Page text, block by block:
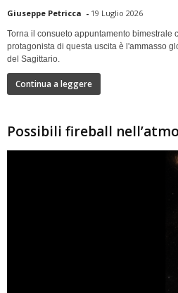
Giuseppe Petricca - 19 Luglio 2026
Torna il consueto appuntamento bimestrale
protagonista di questa uscita è l'ammasso
del Sagittario.
Continua a leggere
Possibili fireball